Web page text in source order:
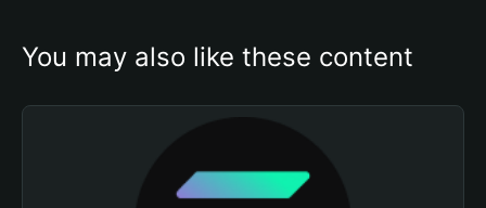
You may also like these content